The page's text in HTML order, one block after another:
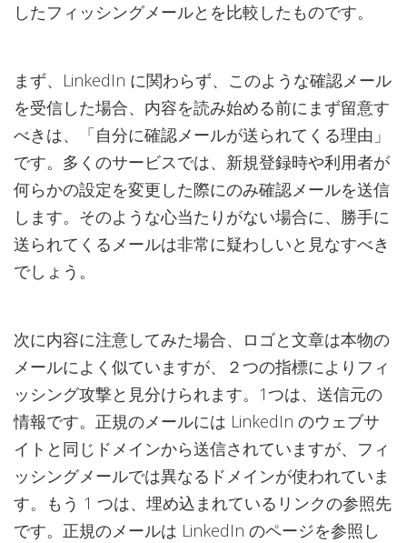
したフィッシングメールとを比較したものです。
まず、LinkedIn に関わらず、このような確認メール
を受信した場合、内容を読み始める前にまず留意す
べきは、「自分に確認メールが送られてくる理由」
です。多くのサービスでは、新規登録時や利用者が
何らかの設定を変更した際にのみ確認メールを送信
します。そのような心当たりがない場合に、勝手に
送られてくるメールは非常に疑わしいと見なすべき
でしょう。
次に内容に注意してみた場合、ロゴと文章は本物の
メールによく似ていますが、２つの指標によりフィ
ッシング攻撃と見分けられます。1つは、送信元の
情報です。正規のメールには LinkedIn のウェブサ
イトと同じドメインから送信されていますが、フィ
ッシングメールでは異なるドメインが使われていま
す。もう 1 つは、埋め込まれているリンクの参照先
です。正規のメールは LinkedIn のページを参照し